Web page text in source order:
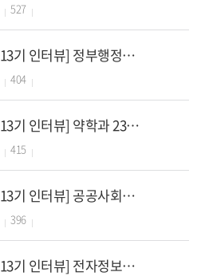
527
[잡(JOB)아라 서포터즈 13기 인터뷰] 정부행정학부 22학번 서포터
404
[잡(JOB)아라 서포터즈 13기 인터뷰] 약학과 23학번 서포터
415
[잡(JOB)아라 서포터즈 13기 인터뷰] 공공사회학과 23학번 서포터
396
[잡(JOB)아라 서포터즈 13기 인터뷰] 전자정보공학과 24학번 서포터